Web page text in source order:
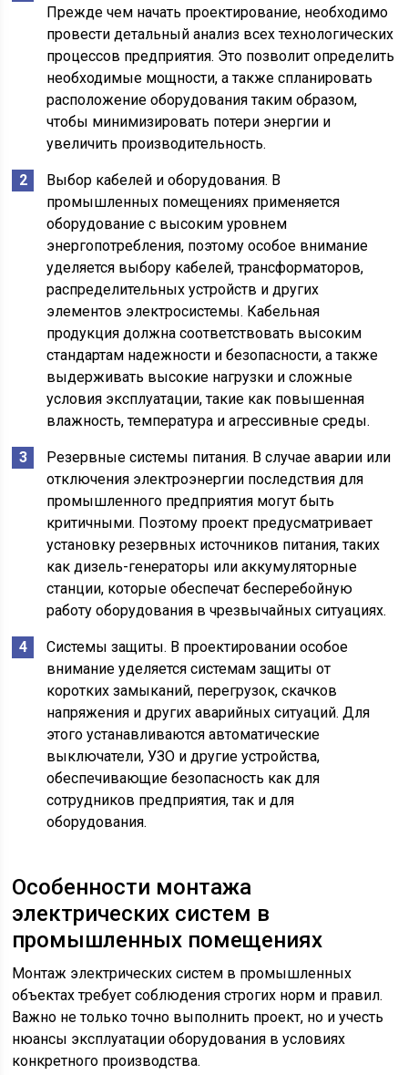
Прежде чем начать проектирование, необходимо
провести детальный анализ всех технологических
процессов предприятия. Это позволит определить
необходимые мощности, а также спланировать
расположение оборудования таким образом,
чтобы минимизировать потери энергии и
увеличить производительность.
Выбор кабелей и оборудования. В
промышленных помещениях применяется
оборудование с высоким уровнем
энергопотребления, поэтому особое внимание
уделяется выбору кабелей, трансформаторов,
распределительных устройств и других
элементов электросистемы. Кабельная
продукция должна соответствовать высоким
стандартам надежности и безопасности, а также
выдерживать высокие нагрузки и сложные
условия эксплуатации, такие как повышенная
влажность, температура и агрессивные среды.
Резервные системы питания. В случае аварии или
отключения электроэнергии последствия для
промышленного предприятия могут быть
критичными. Поэтому проект предусматривает
установку резервных источников питания, таких
как дизель-генераторы или аккумуляторные
станции, которые обеспечат бесперебойную
работу оборудования в чрезвычайных ситуациях.
Системы защиты. В проектировании особое
внимание уделяется системам защиты от
коротких замыканий, перегрузок, скачков
напряжения и других аварийных ситуаций. Для
этого устанавливаются автоматические
выключатели, УЗО и другие устройства,
обеспечивающие безопасность как для
сотрудников предприятия, так и для
оборудования.
Особенности монтажа
электрических систем в
промышленных помещениях
Монтаж электрических систем в промышленных
объектах требует соблюдения строгих норм и правил.
Важно не только точно выполнить проект, но и учесть
нюансы эксплуатации оборудования в условиях
конкретного производства.